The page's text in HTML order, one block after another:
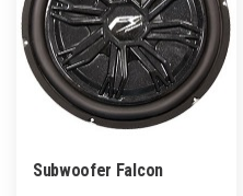
Subwoofer Falcon